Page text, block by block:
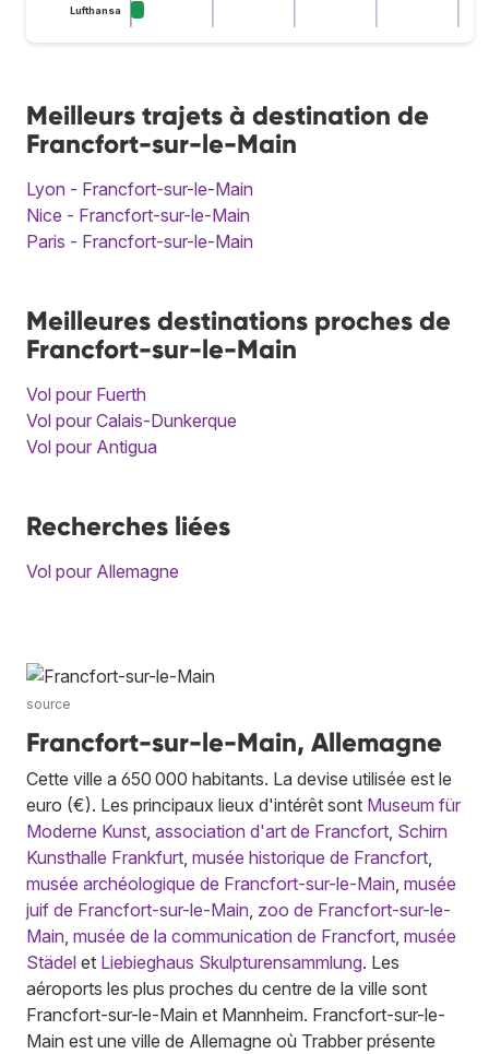
Lufthansa
Meilleurs trajets à destination de
Francfort-sur-le-Main
Lyon - Francfort-sur-le-Main
Nice - Francfort-sur-le-Main
Paris - Francfort-sur-le-Main
Meilleures destinations proches de
Francfort-sur-le-Main
Vol pour Fuerth
Vol pour Calais-Dunkerque
Vol pour Antigua
Recherches liées
Vol pour Allemagne
source
Francfort-sur-le-Main, Allemagne
Cette ville a 650 000 habitants. La devise utilisée est le
euro (€). Les principaux lieux d'intérêt sont Museum für
Moderne Kunst association d'art de Francfort Schirn
Kunsthalle Frankfurt musée historique de Francfort
musée archéologique de Francfort-sur-le-Main musée
juif de Francfort-sur-le-Main zoo de Francfort-sur-le-
Main musée de la communication de Francfort musée
Städel et Liebieghaus Skulpturensammlung. Les
aéroports les plus proches du centre de la ville sont
Francfort-sur-le-Main et Mannheim. Francfort-sur-le-
Main est une ville de Allemagne où Trabber présente